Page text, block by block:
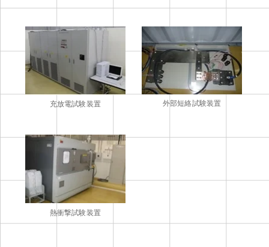
充放電試験装置 外部短絡試験装置
熱衝撃試験装置